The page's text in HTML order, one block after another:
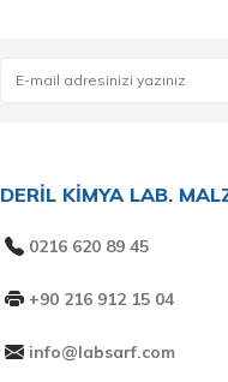
DERİL KİMYA LAB.
0216 620 89 45
+90 216 912 15 04
info@labsarf.com